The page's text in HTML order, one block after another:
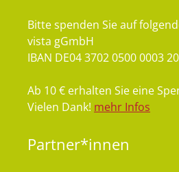
Bitte spenden Sie auf
vista gGmbH
IBAN DE04 3702 0500 0003
Ab 10 € erhalten Sie eine
Vielen Dank! mehr Infos
Partner*innen